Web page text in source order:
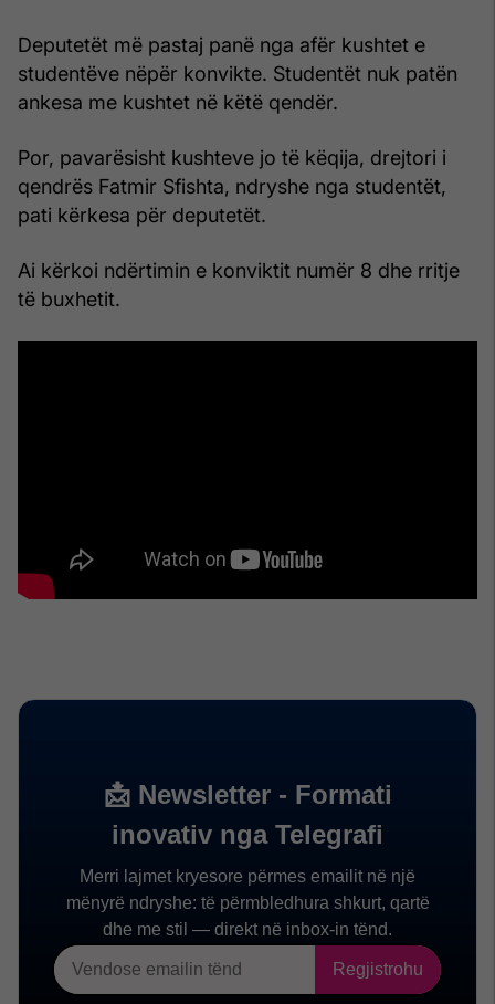
Deputetët më pastaj panë nga afër kushtet e
studentëve nëpër konvikte. Studentët nuk patën
ankesa me kushtet në këtë qendër.
Por, pavarësisht kushteve jo të këqija, drejtori i
qendrës Fatmir Sfishta, ndryshe nga studentët,
pati kërkesa për deputetët.
Ai kërkoi ndërtimin e konviktit numër 8 dhe rritje
të buxhetit.